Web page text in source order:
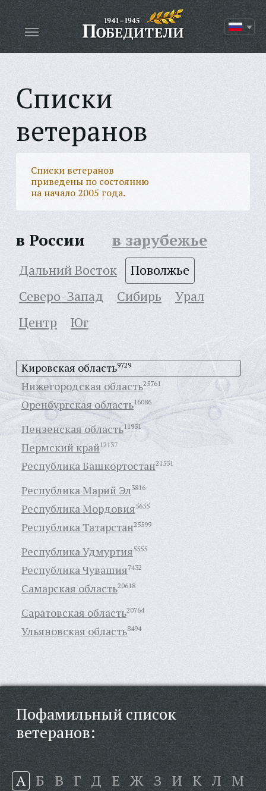
Списки
ветеранов
Списки ветеранов
приведены по состоянию
на начало 2005 года.
в России в зарубежье
Дальний Восток
Поволжье
Северо-Запад
Сибирь
Урал
Центр
Юг
Кировская область9729
Нижегородская область25761
Оренбургская область16086
Пензенская область11951
Пермский край 12137
Республика Башкортостан21551
Республика Марий Эл3816
Республика Мордовия5655
Республика Татарстан25599
Республика Удмуртия5555
Республика Чувашия7432
Самарская область20618
Саратовская область20764
Ульяновская область8494
Пофамильный список
ветеранов:
А Б В Г Д Е Ж З И К Л М